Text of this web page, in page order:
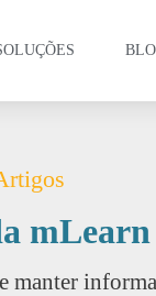
mLearn
manter